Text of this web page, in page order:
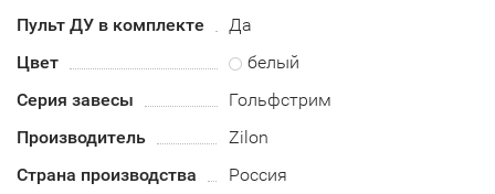
Пульт ДУ в комплекте
Да
Цвет
белый
Серия завесы
Гольфстрим
Производитель
Zilon
Страна производства
Россия